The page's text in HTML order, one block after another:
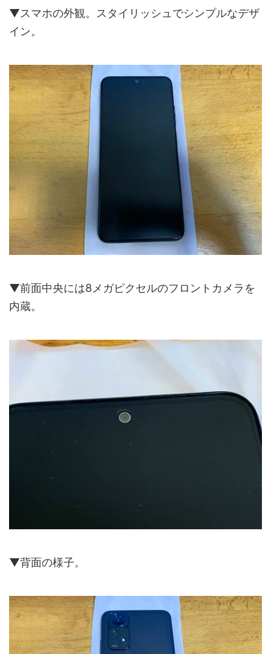
▼スマホの外観。スタイリッシュでシンプルなデザ
イン。
▼前面中央には8メガピクセルのフロントカメラを
内蔵。
▼背面の様子。